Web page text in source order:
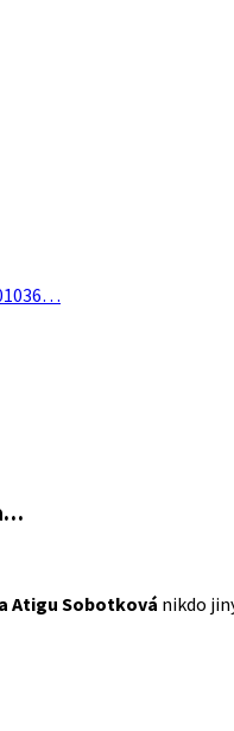
Atigu Sobotková nikdo